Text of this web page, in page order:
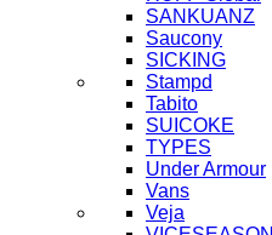
SANKUANZ
Saucony
SICKING
Stampd
Tabito
SUICOKE
TYPES
Under Armour
Vans
Veja